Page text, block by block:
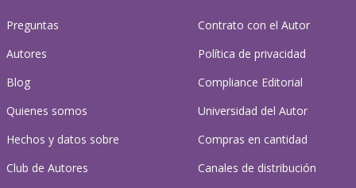
Preguntas
Autores
Blog
Quienes somos
Hechos y datos sobre
Club de Autores
Contrato con el Autor
Política de privacidad
Compliance Editorial
Universidad del Autor
Compras en cantidad
Canales de distribución